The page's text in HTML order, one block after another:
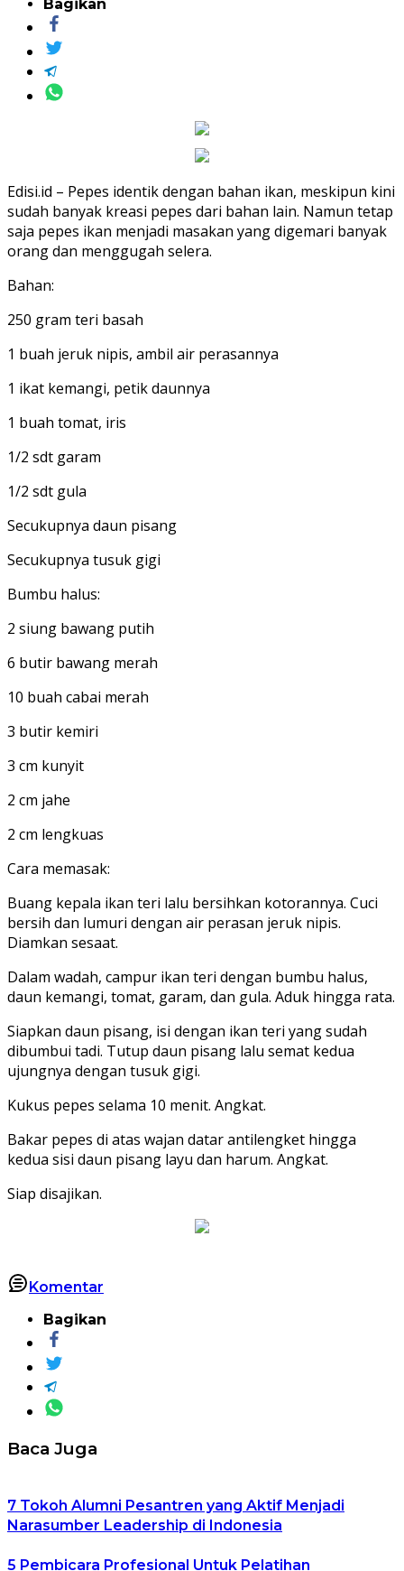
Bagikan
Edisi.id – Pepes identik dengan bahan ikan, meskipun kini
sudah banyak kreasi pepes dari bahan lain. Namun tetap
saja pepes ikan menjadi masakan yang digemari banyak
orang dan menggugah selera.
Bahan:
250 gram teri basah
1 buah jeruk nipis, ambil air perasannya
1 ikat kemangi, petik daunnya
1 buah tomat, iris
1/2 sdt garam
1/2 sdt gula
Secukupnya daun pisang
Secukupnya tusuk gigi
Bumbu halus:
2 siung bawang putih
6 butir bawang merah
10 buah cabai merah
3 butir kemiri
3 cm kunyit
2 cm jahe
2 cm lengkuas
Cara memasak:
Buang kepala ikan teri lalu bersihkan kotorannya. Cuci
bersih dan lumuri dengan air perasan jeruk nipis.
Diamkan sesaat.
Dalam wadah, campur ikan teri dengan bumbu halus,
daun kemangi, tomat, garam, dan gula. Aduk hingga rata.
Siapkan daun pisang, isi dengan ikan teri yang sudah
dibumbui tadi. Tutup daun pisang lalu semat kedua
ujungnya dengan tusuk gigi.
Kukus pepes selama 10 menit. Angkat.
Bakar pepes di atas wajan datar antilengket hingga
kedua sisi daun pisang layu dan harum. Angkat.
Siap disajikan.
Komentar
Bagikan
Baca Juga
7 Tokoh Alumni Pesantren yang Aktif Menjadi
Narasumber Leadership di Indonesia
5 Pembicara Profesional Untuk Pelatihan